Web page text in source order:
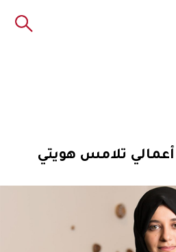
أعمالي تلامس هويتي